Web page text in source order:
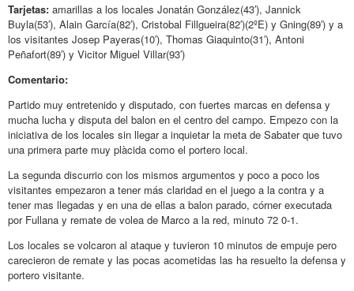
Tarjetas: amarillas a los locales Jonatán González(43′), Jannick
Buyla(53′), Alain García(82′), Cristobal Fillgueira(82′)(2ºE) y Gning(89′) y a
los visitantes Josep Payeras(10′), Thomas Giaquinto(31′), Antoni
Peñafort(89′) y Vicitor Miguel Villar(93′)
Comentario:
Partido muy entretenido y disputado, con fuertes marcas en defensa y
mucha lucha y disputa del balon en el centro del campo. Empezo con la
iniciativa de los locales sin llegar a inquietar la meta de Sabater que tuvo
una primera parte muy plàcida como el portero local.
La segunda discurrio con los mismos argumentos y poco a poco los
visitantes empezaron a tener más claridad en el juego a la contra y a
tener mas llegadas y en una de ellas a balon parado, córner executada
por Fullana y remate de volea de Marco a la red, minuto 72 0-1.
Los locales se volcaron al ataque y tuvieron 10 minutos de empuje pero
carecieron de remate y las pocas acometidas las ha resuelto la defensa y
portero visitante.